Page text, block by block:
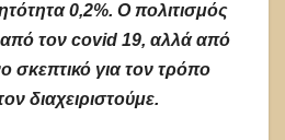
0,2%. Ο πολιτισμός
από τον covid 19, αλλά από
σκεπτικό για τον τρόπο
διαχειριστούμε.